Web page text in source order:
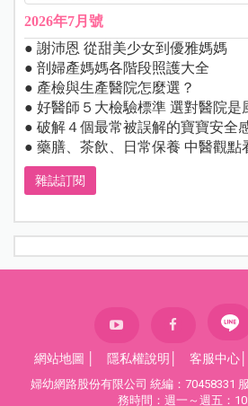
2026年7月號
● 謝沛恩 從甜美少女到優雅媽媽
● 剖婦產媽媽各階段照護大全
● 產檢與生產醫院怎麼選？
● 好醫師５大檢驗標準 選對醫院是
● 破解４個最常被誤解的寶寶安全
● 藥膳、茶飲、日常保養 中醫觀點
雜誌訂閱
網站地圖 隱私權說明 客服中心
婦幼網路股份有限公司 統編：70458331
務時間：週一～週五：